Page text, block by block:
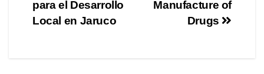
o
o
m
entradas
Manufacture of
Drugs
para el Desarrollo
Local en Jaruco